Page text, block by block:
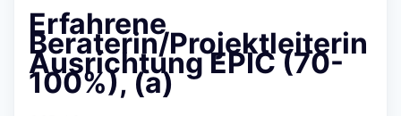
Erfahrene
Beraterin/Projektleiterin
Ausrichtung EPIC (70-
100%), (a)